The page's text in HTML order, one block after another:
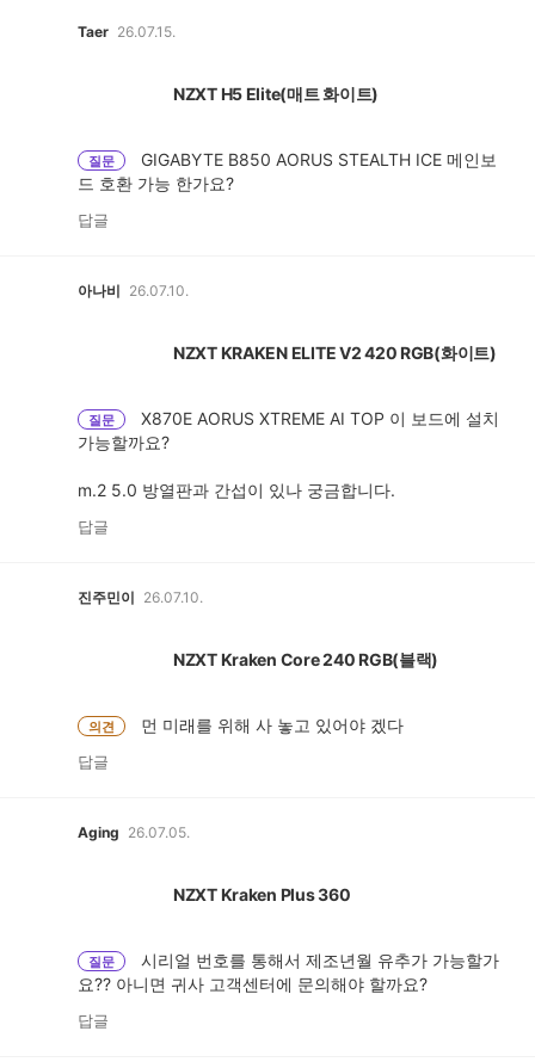
Taer 26.07.15.
NZXT H5 Elite(매트 화이트)
질문
GIGABYTE B850 AORUS STEALTH ICE 메인보
드 호환 가능 한가요?
답글
아나비 26.07.10.
NZXT KRAKEN ELITE V2 420 RGB(화이트)
질문
X870E AORUS XTREME AI TOP 이 보드에 설치
가능할까요?
m.2 5.0 방열판과 간섭이 있나 궁금합니다.
답글
진주민이 26.07.10.
NZXT Kraken Core 240 RGB(블랙)
의견 먼 미래를 위해 사 놓고 있어야 겠다
답글
Aging 26.07.05.
NZXT Kraken Plus 360
질문
시리얼 번호를 통해서 제조년월 유추가 가능할가
요?? 아니면 귀사 고객센터에 문의해야 할까요?
답글